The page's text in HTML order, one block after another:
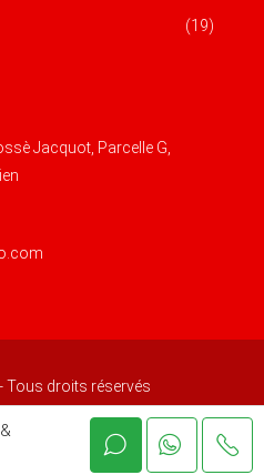
(19)
Jacquot, Parcelle G,
Tous droits réservés
d’Utilisation